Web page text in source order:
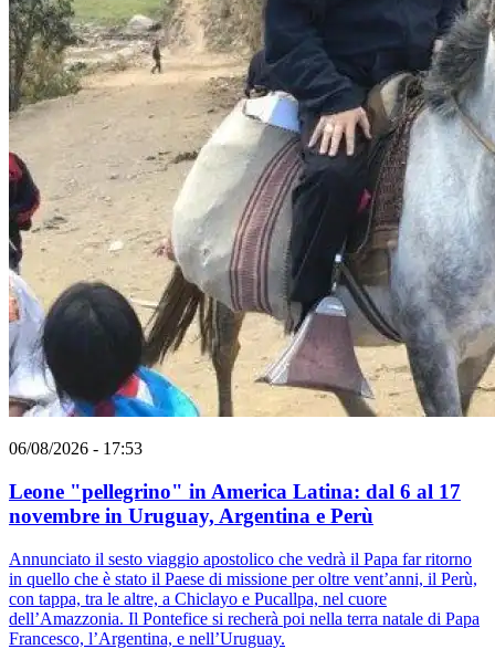
06/08/2026 - 17:53
Leone "pellegrino" in America Latina: dal 6 al 17
novembre in Uruguay, Argentina e Perù
Annunciato il sesto viaggio apostolico che vedrà il Papa far ritorno
in quello che è stato il Paese di missione per oltre vent’anni, il Perù,
con tappa, tra le altre, a Chiclayo e Pucallpa, nel cuore
dell’Amazzonia. Il Pontefice si recherà poi nella terra natale di Papa
Francesco, l’Argentina, e nell’Uruguay.